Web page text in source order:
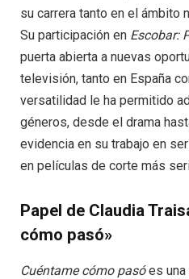
su carrera tanto en el ámbito
Su participación en Escobar:
puerta abierta a nuevas
televisión, tanto en España
versatilidad le ha permitido
géneros, desde el drama
evidencia en su trabajo en
en películas de corte más
Papel de Claudia
cómo pasó»
Cuéntame cómo pasóes una